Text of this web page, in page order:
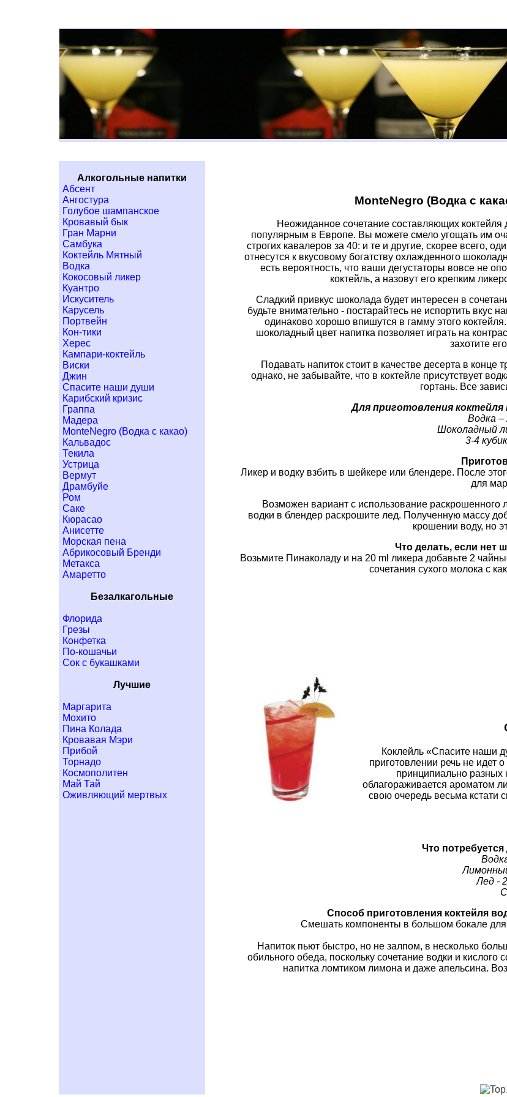
Алкогольные напитки
Абсент
Ангостура
Голубое шампанское
Кровавый бык
Гран Марни
Самбука
Коктейль Мятный
Водка
Кокосовый ликер
Куантро
Искуситель
Карусель
Портвейн
Кон-тики
Херес
Кампари-коктейль
Виски
Джин
Спасите наши души
Карибский кризис
Граппа
Мадера
MonteNegro (Водка с какао)
Кальвадос
Текила
Устрица
Вермут
Драмбуйе
Ром
Саке
Кюрасао
Анисетте
Морская пена
Абрикосовый Бренди
Метакса
Амаретто
Безалкагольные
Флорида
Грезы
Конфетка
По-кошачьи
Сок с букашками
Лучшие
Маргарита
Мохито
Пина Колада
Кровавая Мэри
Прибой
Торнадо
Космополитен
Май Тай
Оживляющий мертвых
MonteNegro (Водка с
Неожиданное сочетание составляющих коктейля
популярным в Европе. Вы можете смело угощать им
строгих кавалеров за 40: и те и другие, скорее всего,
отнесутся к вкусовому богатству охлажденного
есть вероятность, что ваши дегустаторы вовсе не
коктейль, а назовут его крепким
Сладкий привкус шоколада будет интересен в
будьте внимательно - постарайтесь не испортить вкус
одинаково хорошо впишутся в гамму этого
шоколадный цвет напитка позволяет играть на
захотите
Подавать напиток стоит в качестве десерта в
однако, не забывайте, что в коктейле присутствует
гортань. Все
Для приготовления
Водка –
Шоколадный
3-4
Ликер и водку взбить в шейкере или блендере. После
для
Возможен вариант с использование
водки в блендер раскрошите лед. Полученную массу
крошении воду, но
Что делать, если нет
Возьмите Пинаколаду и на 20 ml ликера добавьте 2
сочетания сухого молока с
Коклейль «Спасите наши
приготовлении речь не
принципиально разных
облагораживается ароматом
свою очередь весьма кстати
Что
Лед -
Способ приготовления коктейля
Смешать компоненты в большом бокале
Напиток пьют быстро, но не залпом, в несколько
обильного обеда, поскольку сочетание водки и
напитка ломтиком лимона и даже апельсина.